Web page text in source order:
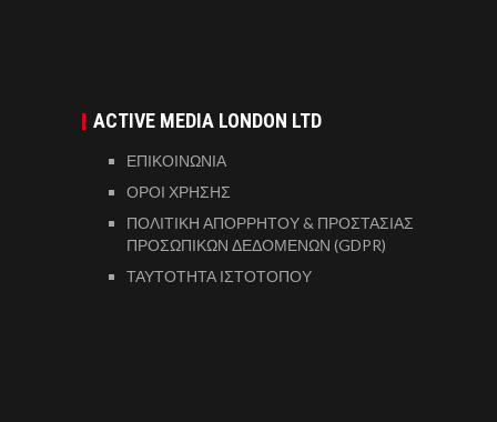
ACTIVE MEDIA LONDON LTD
ΕΠΙΚΟΙΝΩΝΙΑ
ΟΡΟΙ ΧΡΗΣΗΣ
ΠΟΛΙΤΙΚΗ ΑΠΟΡΡΗΤΟΥ & ΠΡΟΣΤΑΣΙΑΣ
ΠΡΟΣΩΠΙΚΩΝ ΔΕΔΟΜΕΝΩΝ (GDPR)
ΤΑΥΤΟΤΗΤΑ ΙΣΤΟΤΟΠΟΥ